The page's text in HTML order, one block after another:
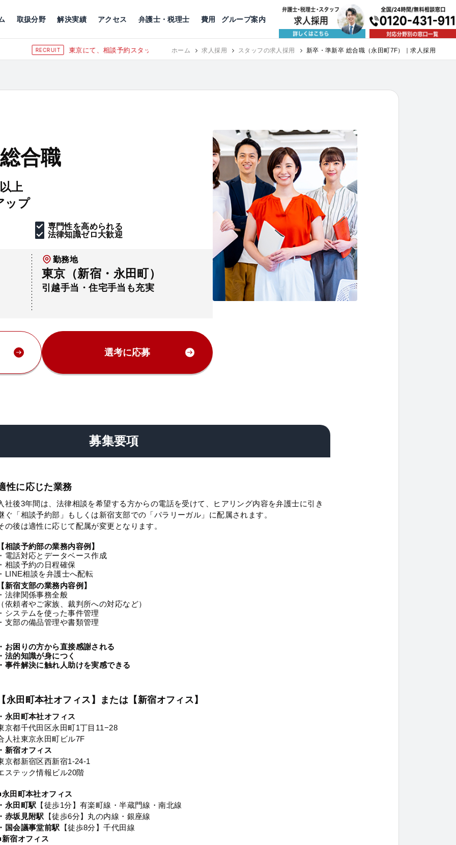
取扱分野
公益活動
解決実績 アクセス
京都 神戸 福岡
弁護士・税理士 費用 グループ案内
38万以上）
合職
上
ップ
専門性を高められる
法律知識ゼロ大歓迎
勤務地
東京（新宿・永田町）
引越手当・住宅手当も充実
選考に応募
募集要項
性に応じた業務
社後3年間は、法律相談を希望する方からの電話を受けて、ヒアリング内容を弁護士に引き
ぐ「相談予約部」もしくは新宿支部での「パラリーガル」に配属されます。
の後は適性に応じて配属が変更となります。
相談予約部の業務内容例】
電話対応とデータベース作成
相談予約の日程確保
LINE相談を弁護士へ配転
新宿支部の業務内容例】
法律関係事務全般
依頼者やご家族、裁判所への対応など）
システムを使った事件管理
支部の備品管理や書類管理
お困りの方から直接感謝される
法的知識が身につく
事件解決に触れ人助けを実感できる
永田町本社オフィス】または【新宿オフィス】
永田町本社オフィス
京都千代田区永田町1丁目11−28
人社東京永田町ビル7F
新宿オフィス
京都新宿区西新宿1-24-1
ステック情報ビル20階
永田町本社オフィス
永田町駅 【徒歩1分】有楽町線・半蔵門線・南北線
赤坂見附駅
【徒歩6分】丸の内線・銀座線
国会議事堂前駅
【徒歩8分】千代田線
新宿オフィス
ホーム 求人採用 スタッフの求人採用 新卒・準新卒 総合職（永田町7F）｜求人採用